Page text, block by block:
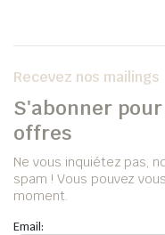
Recevez nos mailings
S'abonner
offres
Ne vous inquiétez pas,
spam ! Vous pouvez
moment.
Email: